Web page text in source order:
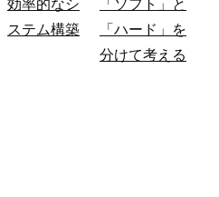
効率的なシ
ステム構築
「ソフト」と
「ハード」を
分けて考える